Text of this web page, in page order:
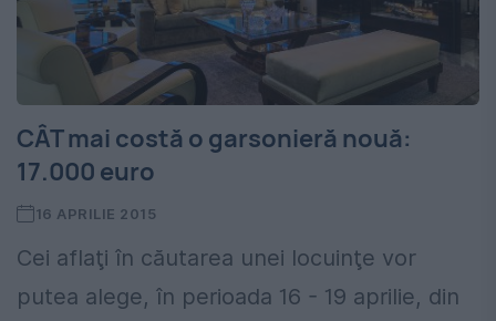
CÂT mai costă o garsonieră nouă:
17.000 euro
16 APRILIE 2015
Cei aflaţi în căutarea unei locuinţe vor
putea alege, în perioada 16 - 19 aprilie, din